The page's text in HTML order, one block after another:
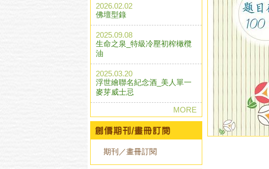
2026.02.02
佛壇型錄
2025.09.08
生命之泉_特級冷壓初榨橄欖
油
2025.03.20
浮世繪聯名紀念酒_美人單一
麥芽威士忌
MORE
期刊／畫冊訂閱